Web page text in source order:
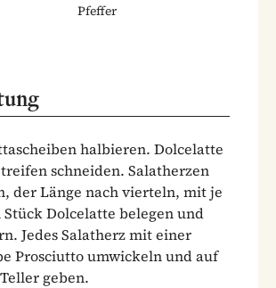
Pfeffer
halbieren. Dolcelatte
schneiden. Salatherzen
der Länge nach vierteln, mit je
Stück Dolcelatte belegen und
Jedes Salatherz mit einer
Prosciutto umwickeln und auf
geben.